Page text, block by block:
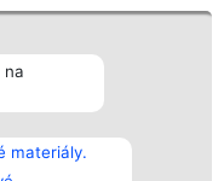
na
materiály.
Kontakt